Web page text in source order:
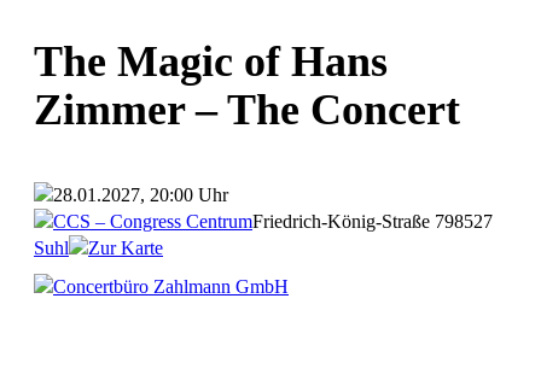
The Magic of Hans
Zimmer – The Concert
28.01.2027, 20:00 Uhr
CCS – Congress CentrumFriedrich-König-Straße 798527
Suhl
Zur Karte
Concertbüro Zahlmann GmbH